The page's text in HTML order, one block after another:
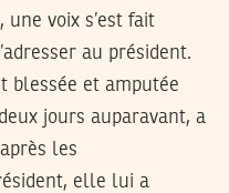
voix s’est fait
au président.
blessée et amputée
jours auparavant, a
les
elle lui a